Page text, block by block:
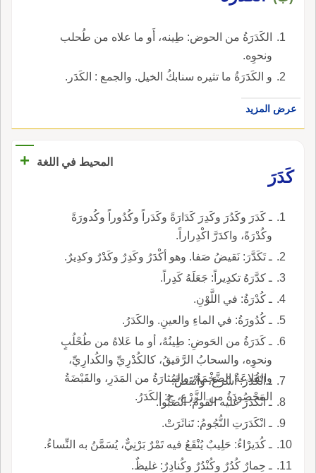
الكَدَرَةُ من الحوض: طِينه، أَو ما علاه من طُحلب
ونحوِه.
و الكَدَرَةُ ما تثيره سنابكُ الخيل. والجمع : الكَدَر.
عرض المزيد
المحيط في اللغة
+
كَدَرَ
ـ كَدَرَ وكَدُرَ وكَدِرَ كَدَارَةً وكَدَراً وكُدُوراً وكُدورَةً
وكُدْرَةً، واكدَرَّ اكْدِراراً.
ـ تَكَدَّرَ: نَقيضُ صَفا. وهو أكْدَرُ وكَدِرٌ وكَدْرٌ وكدِيرٌ.
ـ كدَّرَهُ تكدِيراً: جَعَلَهُ كَدِراً.
ـ كُدْرَةُ: في اللَّوْنِ.
ـ كُدُورَةُ: في الماءِ والعينِ. والكَدَرُ.
ـ كَدَرَةُ من الحَوضِ: طِينُهُ، أو ما عَلاهُ من طُحْلُبٍ
ونحوِه، والسحابُ الرَّقيقُ، كالكُدْرِيِّ والكُدارِيِّ،
والقُلاعَةُ الضَّخْمَةُ، والمُثارَةُ من المَدَرِ، والقَبْضَةُ
المَحْصُودَةُ من الزَّرْعِ، ج: الكَدَرُ.
ـ انْكَدَرَ: أسْرَعَ، وانْقَضَّ.
ـ انْكَدَرَ عليه القومُ: انْصَبُّوا.
ـ انْكَدَرَتِ النُّجُومُ: تَناثَرَتْ.
ـ كُدَيرْاءُ: حَلِيبٌ يُنْقَعُ فيه تَمْرٌ بَرْنِيٌّ، يُسَمَّنُ به النِّساءُ.
ـ حِمارٌ كُدُرٌ وكُنْدُرٌ وكُنادِرٌ: غليظٌ.